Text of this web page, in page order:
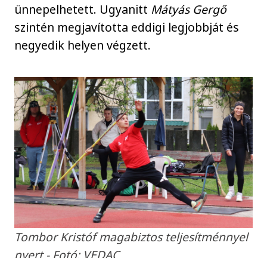
ünnepelhetett. Ugyanitt Mátyás Gergő
szintén megjavította eddigi legjobbját és
negyedik helyen végzett.
Tombor Kristóf magabiztos teljesítménnyel
nyert - Fotó: VEDAC